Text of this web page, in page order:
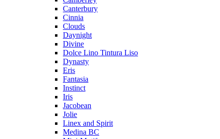
Canterbury
Cinnia
Clouds
Daynight
Divine
Dolce Lino Tintura Liso
Dynasty
Eris
Fantasia
Instinct
Iris
Jacobean
Jolie
Linex and Spirit
Medina BC